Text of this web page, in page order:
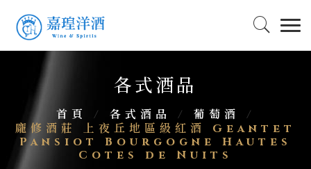
各式酒品
首頁 / 各式酒品 / 葡萄酒
/
龐修酒莊 上夜丘地區級紅酒 Geantet
Pansiot Bourgogne Hautes
Cotes de Nuits